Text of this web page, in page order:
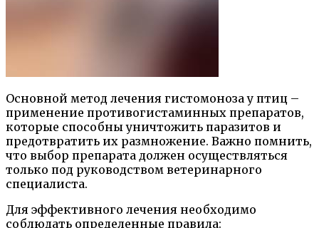
Основной метод лечения гистомоноза у птиц –
применение противогистаминных препаратов,
которые способны уничтожить паразитов и
предотвратить их размножение. Важно помнить,
что выбор препарата должен осуществляться
только под руководством ветеринарного
специалиста.
Для эффективного лечения необходимо
соблюдать определенные правила: